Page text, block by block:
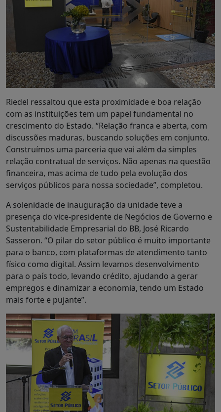
Riedel ressaltou que esta proximidade e boa relação
com as instituições tem um papel fundamental no
crescimento do Estado. “Relação franca e aberta, com
discussões maduras, buscando soluções em conjunto.
Construímos uma parceria que vai além da simples
relação contratual de serviços. Não apenas na questão
financeira, mas acima de tudo pela evolução dos
serviços públicos para nossa sociedade”, completou.
A solenidade de inauguração da unidade teve a
presença do vice-presidente de Negócios de Governo e
Sustentabilidade Empresarial do BB, José Ricardo
Sasseron. “O pilar do setor público é muito importante
para o banco, com plataformas de atendimento tanto
físico como digital. Assim levamos desenvolvimento
para o país todo, levando crédito, ajudando a gerar
empregos e dinamizar a economia, tendo um Estado
mais forte e pujante”.